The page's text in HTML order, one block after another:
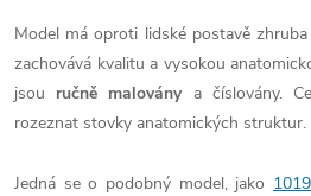
Model má oproti lidské postavě
zachovává kvalitu a vysokou
jsou ručně maloványa číslovány.
rozeznat stovky anatomických struktur.
Jedná se o podobný model, jako